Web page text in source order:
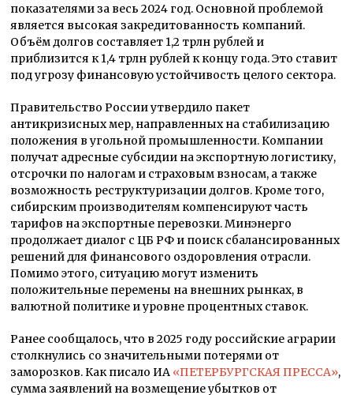
показателями за весь 2024 год. Основной проблемой
является высокая закредитованность компаний.
Объём долгов составляет 1,2 трлн рублей и
приблизится к 1,4 трлн рублей к концу года. Это ставит
под угрозу финансовую устойчивость целого сектора.
Правительство России утвердило пакет
антикризисных мер, направленных на стабилизацию
положения в угольной промышленности. Компании
получат адресные субсидии на экспортную логистику,
отсрочки по налогам и страховым взносам, а также
возможность реструктуризации долгов. Кроме того,
сибирским производителям компенсируют часть
тарифов на экспортные перевозки. Минэнерго
продолжает диалог с ЦБ РФ и поиск сбалансированных
решений для финансового оздоровления отрасли.
Помимо этого, ситуацию могут изменить
положительные перемены на внешних рынках, в
валютной политике и уровне процентных ставок.
Ранее сообщалось, что в 2025 году российские аграрии
столкнулись со значительными потерями от
заморозков. Как писало ИА «ПЕТЕРБУРГСКАЯ ПРЕССА»,
сумма заявлений на возмещение убытков от